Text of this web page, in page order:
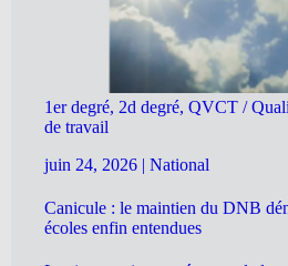
1er degré, 2d degré, QVCT /
de travail
juin 24, 2026 | National
Canicule : le maintien du DNB
écoles enfin entendues